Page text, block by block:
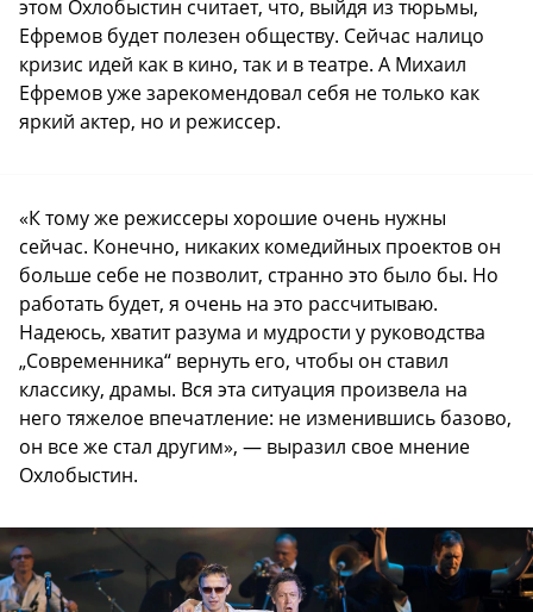
этом Охлобыстин считает, что, выйдя из тюрьмы,
Ефремов будет полезен обществу. Сейчас налицо
кризис идей как в кино, так и в театре. А Михаил
Ефремов уже зарекомендовал себя не только как
яркий актер, но и режиссер.
«К тому же режиссеры хорошие очень нужны
сейчас. Конечно, никаких комедийных проектов он
больше себе не позволит, странно это было бы. Но
работать будет, я очень на это рассчитываю.
Надеюсь, хватит разума и мудрости у руководства
„Современника“ вернуть его, чтобы он ставил
классику, драмы. Вся эта ситуация произвела на
него тяжелое впечатление: не изменившись базово,
он все же стал другим», — выразил свое мнение
Охлобыстин.